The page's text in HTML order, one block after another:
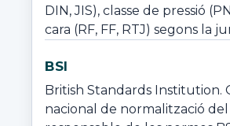
DIN, JIS), classe de pressió
cara (RF, FF, RTJ) segons la
BSI
British Standards Institution.
nacional de normalització